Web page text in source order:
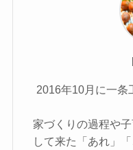
2016年10月に一条
家づくりの過程や
して来た「あれ」